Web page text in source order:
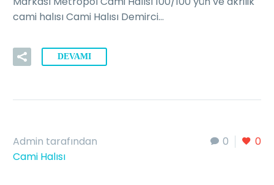
cami halısı Cami Halısı Demirci…
DEVAMI
0 0
Admin tarafından
Cami Halısı